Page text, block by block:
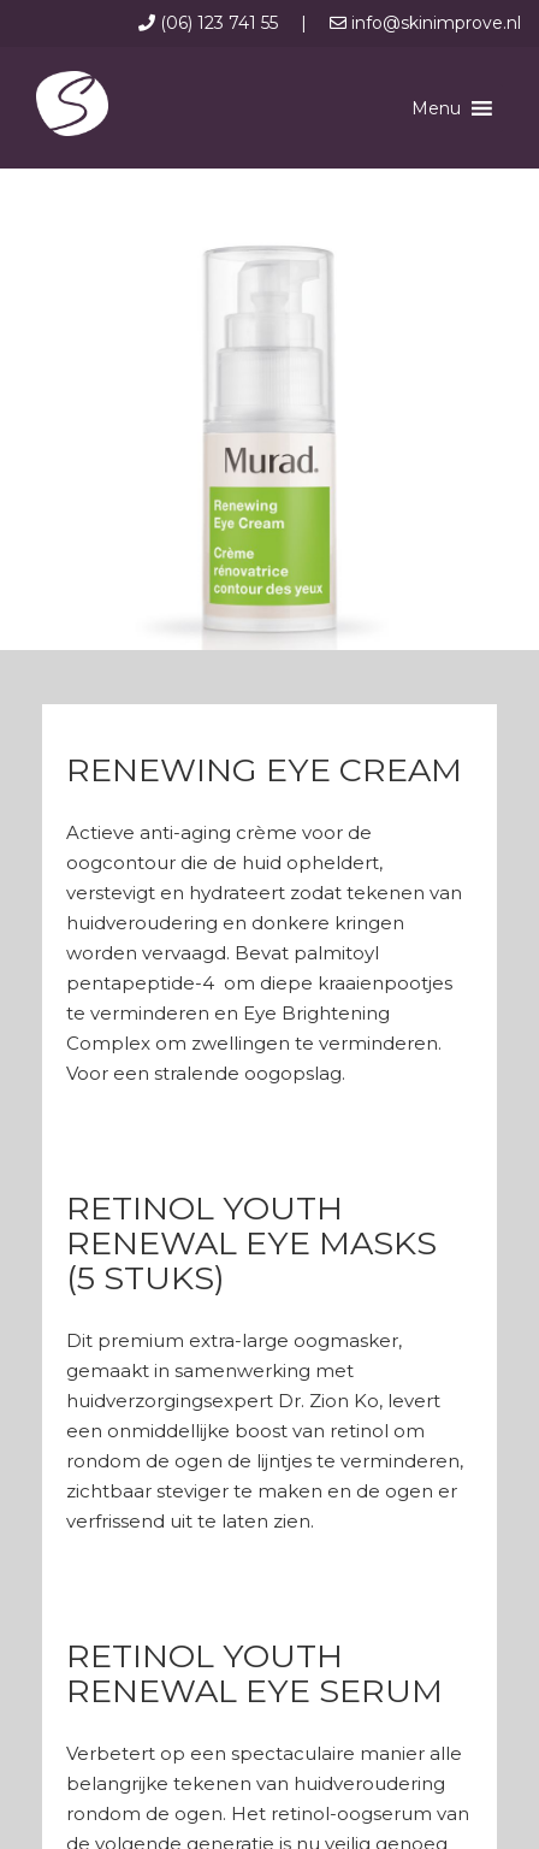
(06) 123 741 55 | info@skinimprove.nl
Menu
RENEWING EYE CREAM
Actieve anti-aging crème voor de
oogcontour die de huid opheldert,
verstevigt en hydrateert zodat tekenen van
huidveroudering en donkere kringen
worden vervaagd. Bevat palmitoyl
pentapeptide-4 om diepe kraaienpootjes
te verminderen en Eye Brightening
Complex om zwellingen te verminderen.
Voor een stralende oogopslag.
RETINOL YOUTH
RENEWAL EYE MASKS
(5 STUKS)
Dit premium extra-large oogmasker,
gemaakt in samenwerking met
huidverzorgingsexpert Dr. Zion Ko, levert
een onmiddellijke boost van retinol om
rondom de ogen de lijntjes te verminderen,
zichtbaar steviger te maken en de ogen er
verfrissend uit te laten zien.
RETINOL YOUTH
RENEWAL EYE SERUM
Verbetert op een spectaculaire manier alle
belangrijke tekenen van huidveroudering
rondom de ogen. Het retinol-oogserum van
de volgende generatie is nu veilig genoeg